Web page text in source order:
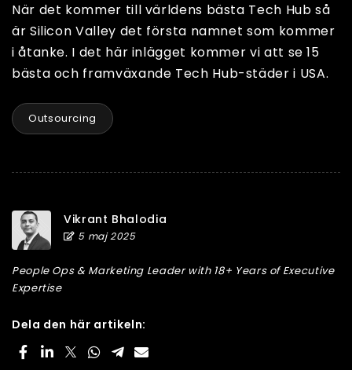
När det kommer till världens bästa Tech Hub så
är Silicon Valley det första namnet som kommer
i åtanke. I det här inlägget kommer vi att se 15
bästa och framväxande Tech Hub-städer i USA.
Outsourcing
Vikrant Bhalodia
5 maj 2025
People Ops & Marketing Leader with 18+ Years of Executive
Expertise
Dela den här artikeln: